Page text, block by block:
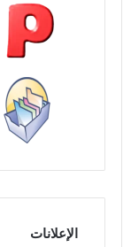
الإعلانات